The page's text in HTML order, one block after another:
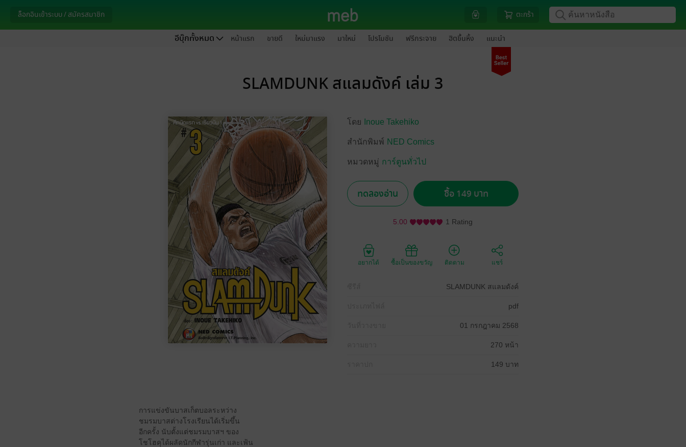
ล็อกอินเข้าระบบ / สมัครสมาชิก ตะกร้า
อีบุ๊กทั้งหมด หน้าแรก ขายดี ใหม่มาแรง มาใหม่ โปรโมชัน ฟรีกระจาย ฮิตขึ้นหิ้ง แนะนำ
SLAMDUNK สแลมดังค์ เล่ม 3
โดย Inoue Takehiko
สำนักพิมพ์ NED Comics
หมวดหมู่ การ์ตูนทั่วไป
ทดลองอ่าน ซื้อ 149 บาท
5.00 1 Rating
อยากได้ ซื้อเป็นของขวัญ ติดตาม แชร์
SLAMDUNK สแลมดังค์
pdf
01 กรกฎาคม 2568
270 หน้า
149 บาท
การแข่งขันบาสเก็ตบอลระหว่าง
ชมรมบาสต่างโรงเรียนได้เริ่มขึ้น
อีกครั้ง นับตั้งแต่ชมรมบาสฯ ของ
โชโฮคุได้ผลัดนักกีฬารุ่นเก่า และเฟ้น